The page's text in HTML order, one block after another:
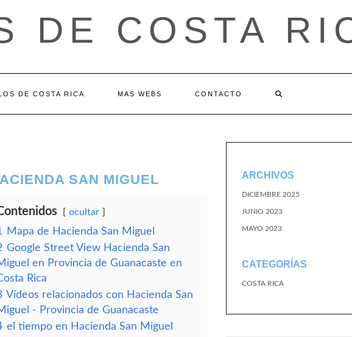
DE COSTA
DE COSTA RICA MAS WEBS CONTACTO
SAN MIGUEL
ocultar
Mapa de Hacienda San Miguel
Google Street View Hacienda San
en Provincia de Guanacaste en
Rica
Vídeos relacionados con Hacienda San
- Provincia de Guanacaste
el tiempo en Hacienda San Miguel
ARCHIVOS
DICIEMBRE 2025
JUNIO 2023
MAYO 2023
CATEGORÍAS
COSTA RICA